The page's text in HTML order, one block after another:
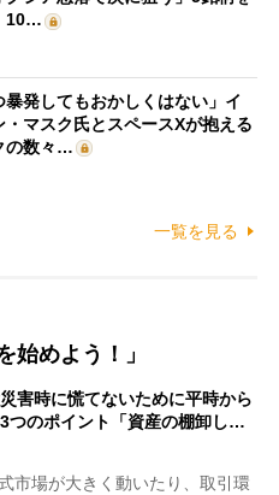
10…
暴発してもおかしくはない」イ
・マスク氏とスペースXが抱える
の数々…
一覧を見る
始めよう！」
災害時に慌てないために平時から
つのポイント「資産の棚卸し…
市場が大きく動いたり、取引環